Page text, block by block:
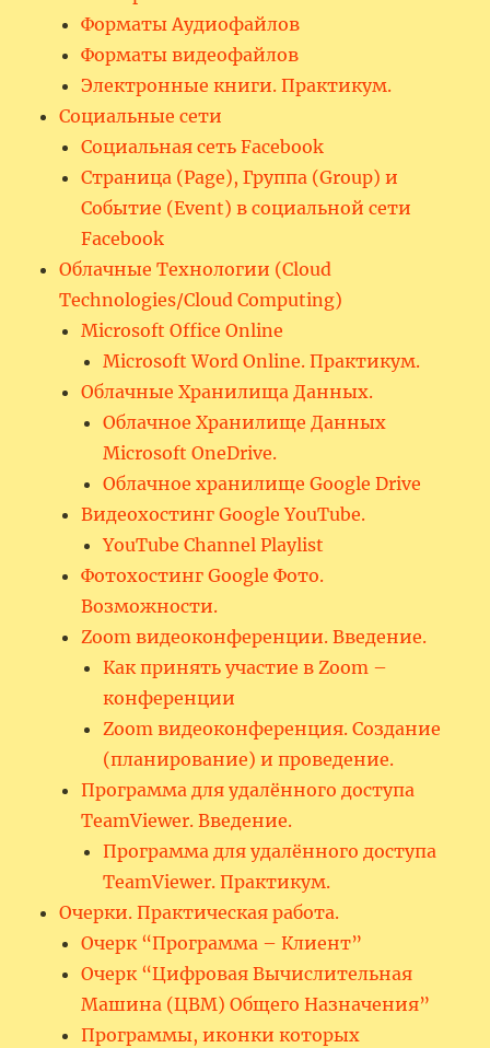
Форматы Аудиофайлов
Форматы видеофайлов
Электронные книги. Практикум.
Социальные сети
Социальная сеть Facebook
Страница (Page), Группа (Group) и
Событие (Event) в социальной сети
Facebook
Облачные Технологии (Cloud
Technologies/Cloud Computing)
Microsoft Office Online
Microsoft Word Online. Практикум.
Облачные Хранилища Данных.
Облачное Хранилище Данных
Microsoft OneDrive.
Облачное хранилище Google Drive
Видеохостинг Google YouTube.
YouTube Channel Playlist
Фотохостинг Google Фото.
Возможности.
Zoom видеоконференции. Введение.
Как принять участие в Zoom –
конференции
Zoom видеоконференция. Создание
(планирование) и проведение.
Программа для удалённого доступа
TeamViewer. Введение.
Программа для удалённого доступа
TeamViewer. Практикум.
Очерки. Практическая работа.
Очерк “Программа – Клиент”
Очерк “Цифровая Вычислительная
Машина (ЦВМ) Общего Назначения”
Программы, иконки которых